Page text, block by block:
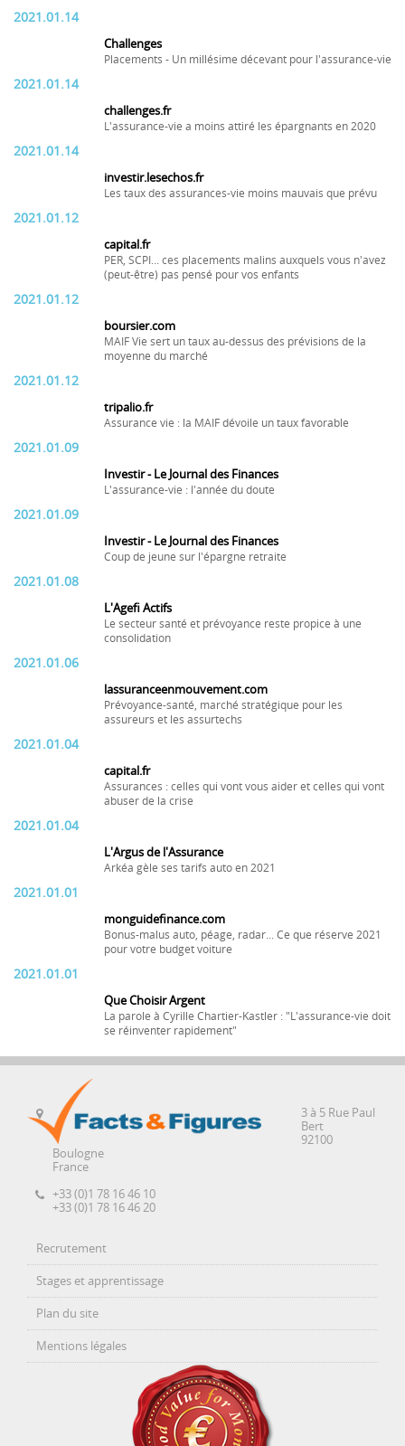
2021.01.14
Challenges
Placements - Un millésime décevant pour l'assurance-vie
2021.01.14
challenges.fr
L'assurance-vie a moins attiré les épargnants en 2020
2021.01.14
investir.lesechos.fr
Les taux des assurances-vie moins mauvais que prévu
2021.01.12
capital.fr
PER, SCPI... ces placements malins auxquels vous n'avez
(peut-être) pas pensé pour vos enfants
2021.01.12
boursier.com
MAIF Vie sert un taux au-dessus des prévisions de la
moyenne du marché
2021.01.12
tripalio.fr
Assurance vie : la MAIF dévoile un taux favorable
2021.01.09
Investir - Le Journal des Finances
L'assurance-vie : l'année du doute
2021.01.09
Investir - Le Journal des Finances
Coup de jeune sur l'épargne retraite
2021.01.08
L'Agefi Actifs
Le secteur santé et prévoyance reste propice à une
consolidation
2021.01.06
lassuranceenmouvement.com
Prévoyance-santé, marché stratégique pour les
assureurs et les assurtechs
2021.01.04
capital.fr
Assurances : celles qui vont vous aider et celles qui vont
abuser de la crise
2021.01.04
L'Argus de l'Assurance
Arkéa gèle ses tarifs auto en 2021
2021.01.01
monguidefinance.com
Bonus-malus auto, péage, radar... Ce que réserve 2021
pour votre budget voiture
2021.01.01
Que Choisir Argent
La parole à Cyrille Chartier-Kastler : "L'assurance-vie doit
se réinventer rapidement"
3 à 5 Rue Paul
Bert
92100
Boulogne
France
+33 (0)1 78 16 46 10
+33 (0)1 78 16 46 20
Recrutement
Stages et apprentissage
Plan du site
Mentions légales